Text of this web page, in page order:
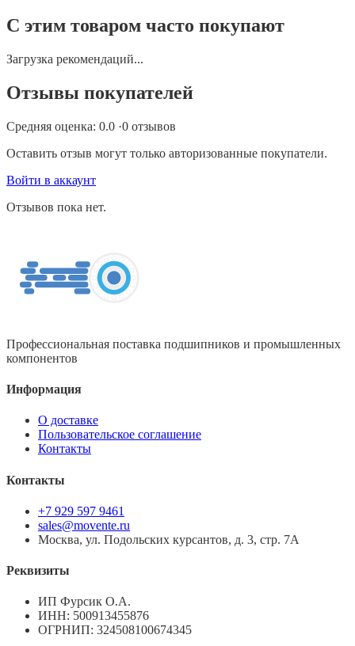
С этим товаром часто покупают
Загрузка рекомендаций...
Отзывы покупателей
Средняя оценка: 0.0 ·0 отзывов
Оставить отзыв могут только авторизованные покупатели.
Войти в аккаунт
Отзывов пока нет.
Профессиональная поставка подшипников и промышленных
компонентов
Информация
О доставке
Пользовательское соглашение
Контакты
Контакты
+7 929 597 9461
sales@movente.ru
Москва, ул. Подольских курсантов, д. 3, стр. 7А
Реквизиты
ИП Фурсик О.А.
ИНН: 500913455876
ОГРНИП: 324508100674345